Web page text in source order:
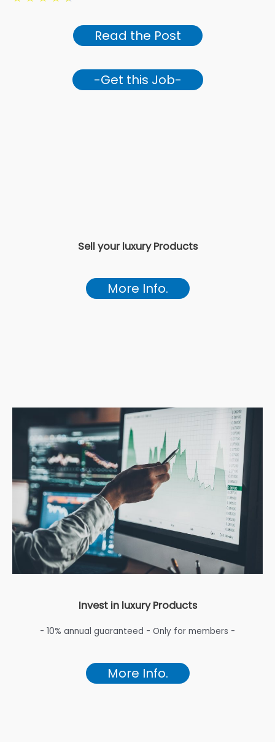
Read the Post
-Get this Job-
Sell your luxury Products
More Info.
Invest in luxury Products
- 10% annual guaranteed - Only for members -
More Info.